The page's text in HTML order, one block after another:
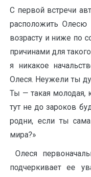
С первой встречи
расположить
возрасту и ниже по
причинами для
я никакое
Олеся. Неужели ты
Ты — такая молодая,
тут не до зароков
родни, если ты
мира?»
Олеся
подчеркивает ее